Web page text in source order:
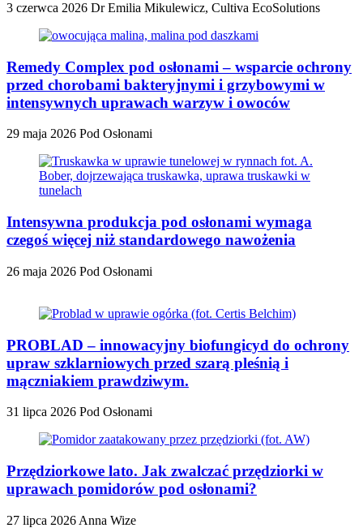
3 czerwca 2026 Dr Emilia Mikulewicz, Cultiva EcoSolutions
Remedy Complex pod osłonami – wsparcie ochrony
przed chorobami bakteryjnymi i grzybowymi w
intensywnych uprawach warzyw i owoców
29 maja 2026 Pod Osłonami
Intensywna produkcja pod osłonami wymaga
czegoś więcej niż standardowego nawożenia
26 maja 2026 Pod Osłonami
PROBLAD – innowacyjny biofungicyd do ochrony
upraw szklarniowych przed szarą pleśnią i
mączniakiem prawdziwym.
31 lipca 2026 Pod Osłonami
Przędziorkowe lato. Jak zwalczać przędziorki w
uprawach pomidorów pod osłonami?
27 lipca 2026 Anna Wize